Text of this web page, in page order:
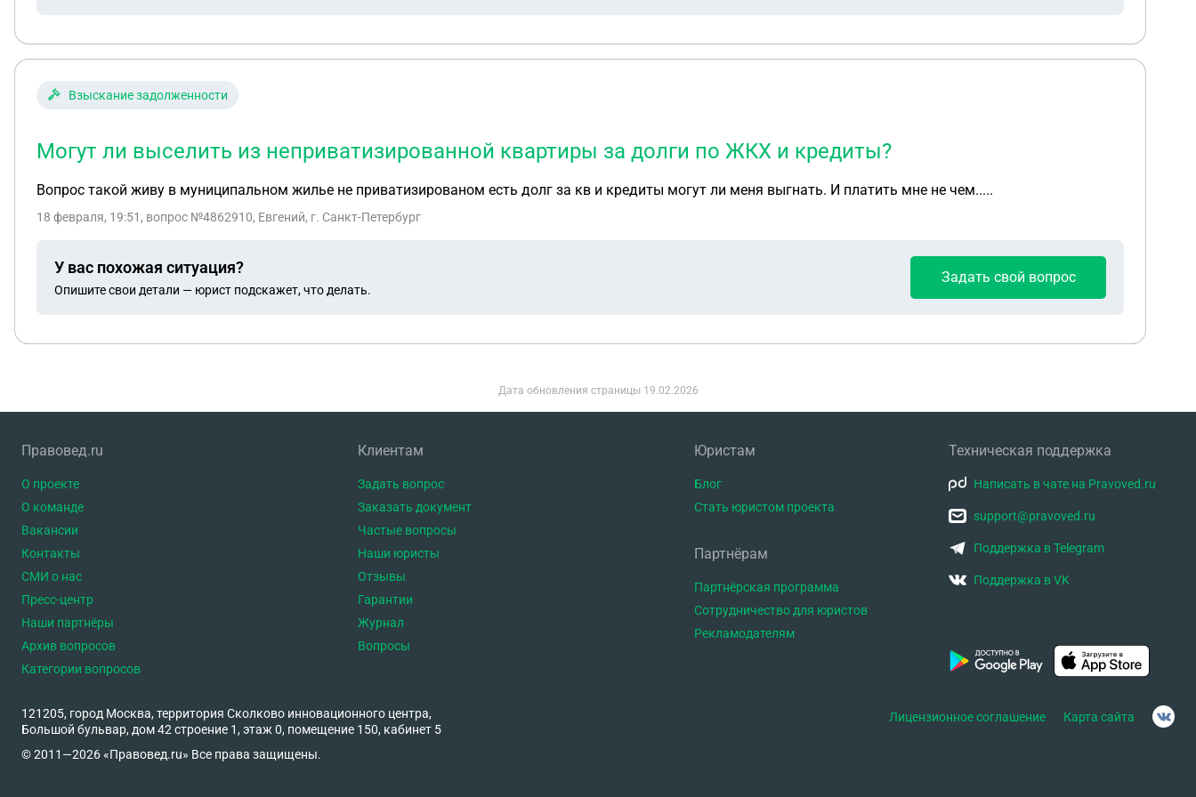
Взыскание задолженности
Могут ли выселить из неприватизированной квартиры за долги по ЖКХ и кредиты?
Вопрос такой живу в муниципальном жилье не приватизированом есть долг за кв и кредиты могут ли меня выгнать. И платить мне не чем.....
18 февраля, 19:51 , вопрос №4862910, Евгений, г. Санкт-Петербург
У вас похожая ситуация?
Опишите свои детали — юрист подскажет, что делать.
Задать свой вопрос
Дата обновления страницы 19.02.2026
Правовед.ru
О проекте
О команде
Вакансии
Контакты
СМИ о нас
Пресс-центр
Наши партнёры
Архив вопросов
Категории вопросов
Клиентам
Задать вопрос
Заказать документ
Частые вопросы
Наши юристы
Отзывы
Гарантии
Журнал
Вопросы
Юристам
Блог
Стать юристом проекта
Партнёрам
Партнёрская программа
Сотрудничество для юристов
Рекламодателям
Техническая поддержка
Написать в чате на Pravoved.ru
support@pravoved.ru
Поддержка в Telegram
Поддержка в VK
121205, город Москва, территория Сколково инновационного центра,
Большой бульвар, дом 42 строение 1, этаж 0, помещение 150, кабинет 5
© 2011—2026 «Правовед.ru» Все права защищены.
Лицензионное соглашение Карта сайта